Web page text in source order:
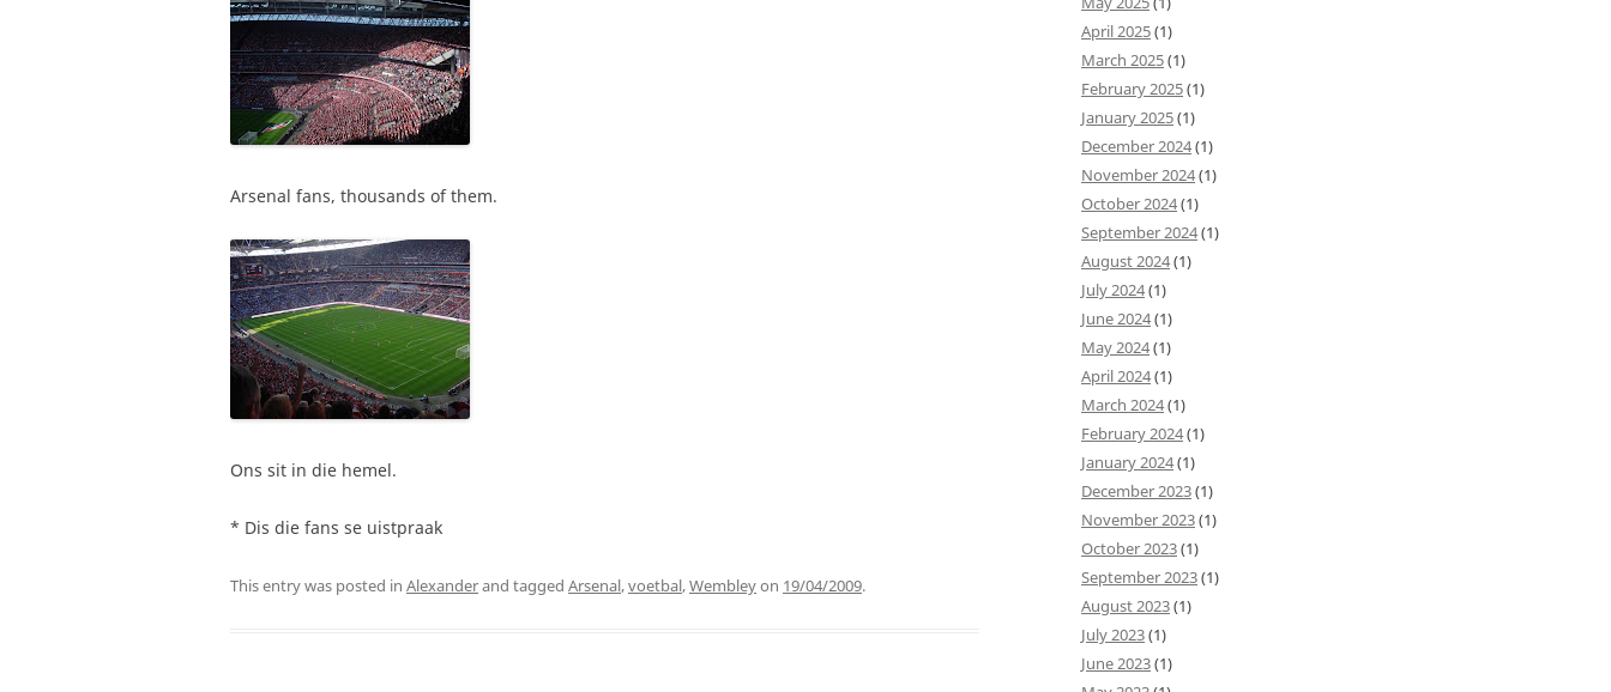
Arsenal fans, thousands of them.
Ons sit in die hemel.
* Dis die fans se uistpraak
This entry was posted in Alexanderand tagged Arsenal,voetbal,Wembleyon 19/04/2009.
April 2025(1)
March 2025(1)
February 2025(1)
January 2025(1)
December 2024(1)
November 2024(1)
October 2024(1)
September 2024(1)
August 2024(1)
July 2024(1)
June 2024(1)
May 2024(1)
April 2024(1)
March 2024(1)
February 2024(1)
January 2024(1)
December 2023(1)
November 2023(1)
October 2023(1)
September 2023(1)
August 2023(1)
July 2023(1)
June 2023(1)